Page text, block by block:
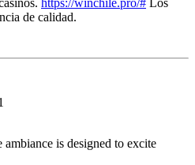
de calidad.
ambiance is designed to excite